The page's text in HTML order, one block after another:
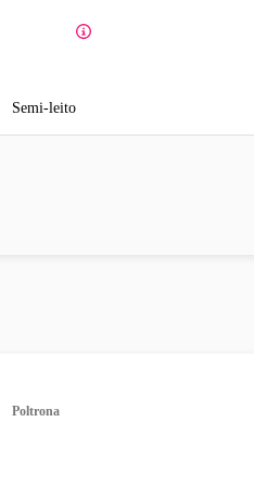
Semi-leito
Poltrona